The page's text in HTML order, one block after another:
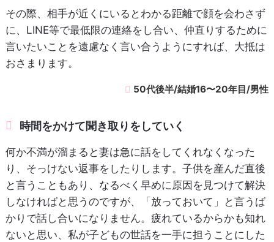
その際、相手が近くにいるとわかる距離で顔を会わさず
に、LINE等で最低限の連絡をし合い、仲直りするために
言いたいことを遠慮なく言い合うようにすれば、大抵は
おさまります。
50代後半/結婚16〜20年目/男性
時間をかけて聞き取りをしていく
何か不満が溜まると妻は急に話をしてくれなくなった
り、そっけない返事をしたりします。子供を産んだ直後
と言うこともあり、なるべく早めに原因を見つけて解決
しなければと思うのですが、「放っておいて」と言うば
かりで話し合いになりません。疲れているからかも知れ
ないと思い、私が子どもの世話を一手に担うことにした